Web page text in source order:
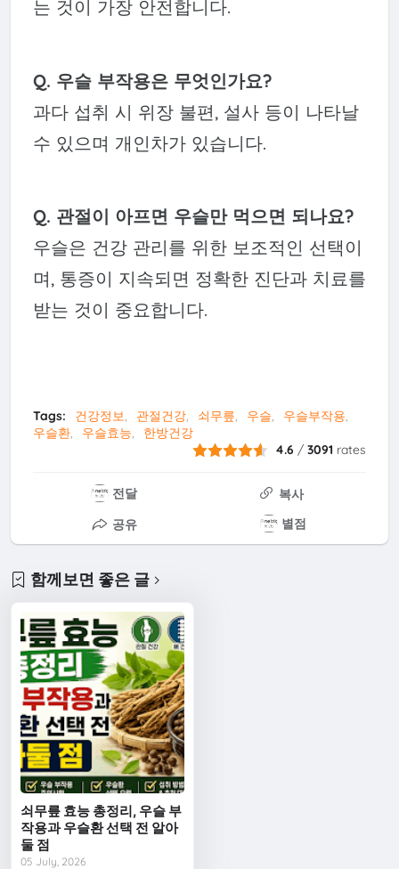
는 것이 가장 안전합니다.
Q. 우슬 부작용은 무엇인가요?
과다 섭취 시 위장 불편, 설사 등이 나타날
수 있으며 개인차가 있습니다.
Q. 관절이 아프면 우슬만 먹으면 되나요?
우슬은 건강 관리를 위한 보조적인 선택이
며, 통증이 지속되면 정확한 진단과 치료를
받는 것이 중요합니다.
Tags: 건강정보 관절건강 쇠무릎 우슬
우슬부작용
우슬환
우슬효능
한방건강
4.6 /3091 rates
전달
복사
공유
별점
함께보면 좋은 글
쇠무릎 효능 총정리, 우슬 부
작용과 우슬환 선택 전 알아
둘 점
05 July, 2026